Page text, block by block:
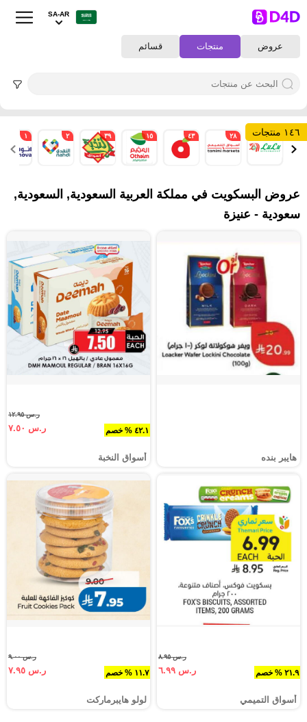
عروض منتجات قسائم
SA-AR
١٤٦ منتجات ١٨ ٢٨ ٤٣ ١٥ ٣٩ ٢ ١
عروض البسكويت في مملكة العربية السعودية, السعودية,
سعودية - عنيزة
هايبر بنده
٤٢.١ % خصم
ر.س ١٢.٩٥
ر.س ٧.٥٠
أسواق النخبة
٢١.٩ % خصم
ر.س ٨.٩٥
ر.س ٦.٩٩
أسواق التميمي
١١.٧ % خصم
ر.س ٩.٠٠
ر.س ٧.٩٥
لولو هايبرماركت